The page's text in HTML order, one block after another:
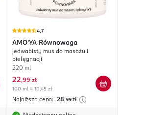
4,7
AMO'YA Równowaga
jedwabisty mus do masażu i
pielęgnacji
220 ml
22,99 zł
100 ml = 10,45 zł
Najniższa cena: 28,99 zł